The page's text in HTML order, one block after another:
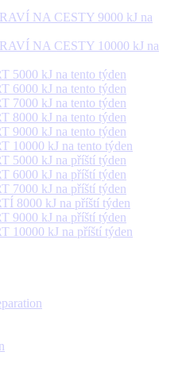
NA CESTY 9000 kJ na
NA CESTY 10000 kJ na
5000 kJ na tento týden
6000 kJ na tento týden
7000 kJ na tento týden
8000 kJ na tento týden
9000 kJ na tento týden
10000 kJ na tento týden
5000 kJ na příští týden
6000 kJ na příští týden
7000 kJ na příští týden
8000 kJ na příští týden
9000 kJ na příští týden
10000 kJ na příští týden